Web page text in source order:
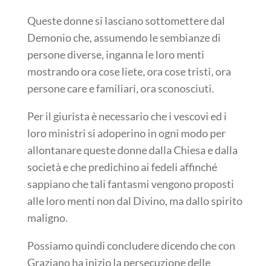
Queste donne si lasciano sottomettere dal
Demonio che, assumendo le sembianze di
persone diverse, inganna le loro menti
mostrando ora cose liete, ora cose tristi, ora
persone care e familiari, ora sconosciuti.
Per il giurista è necessario che i vescovi ed i
loro ministri si adoperino in ogni modo per
allontanare queste donne dalla Chiesa e dalla
società e che predichino ai fedeli affinché
sappiano che tali fantasmi vengono proposti
alle loro menti non dal Divino, ma dallo spirito
maligno.
Possiamo quindi concludere dicendo che con
Graziano ha inizio la persecuzione delle